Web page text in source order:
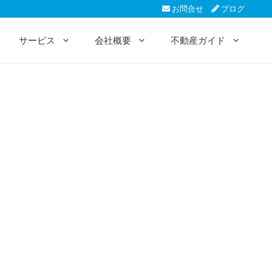
お問合せ ブログ
サービス 会社概要 不動産ガイド